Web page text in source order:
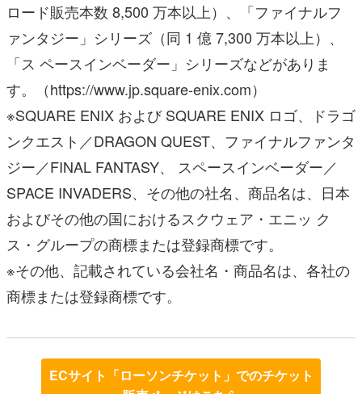
ロード販売本数 8,500 万本以上）、「ファイナルフ
ァンタジー」シリーズ（同 1 億 7,300 万本以上）、
「ス ペースインベーダー」シリーズなどがありま
す。（https://www.jp.square-enix.com）
※SQUARE ENIX および SQUARE ENIX ロゴ、ドラゴ
ンクエスト／DRAGON QUEST、ファイナルファンタ
ジー／FINAL FANTASY、 スペースインベーダー／
SPACE INVADERS、その他の社名、商品名は、日本
およびその他の国におけるスクウェア・エニッ ク
ス・グループの商標または登録商標です。
※その他、記載されている会社名・商品名は、各社の
商標または登録商標です。
ECサイト「ローソンチケット」でのチケット